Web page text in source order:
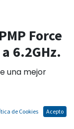
Force
6.2GHz.
una mejor
de Cookies Acepto